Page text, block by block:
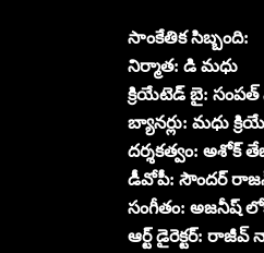
సాంకేతిక సిబ్బంది:
నిర్మాత: డి మధు
క్రియేటెడ్ బై: సంపత్
బ్యానర్లు: మధు
దర్శకత్వం: అశోక్
డీవోపీ: సౌందర్
సంగీతం: అజనీష్
ఆర్ట్ డైరెక్టర్: